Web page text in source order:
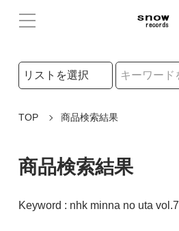
検索リストの選択
TOP 商品検索結果
商品検索結果
Keyword : nhk minna no uta vol.7